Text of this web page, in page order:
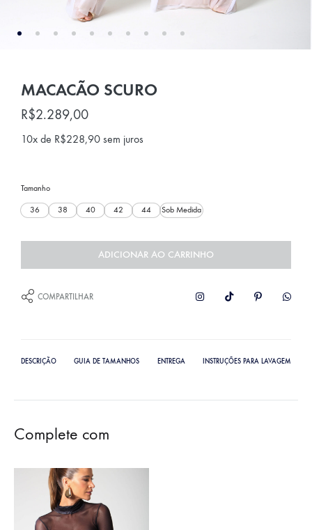
MACACÃO SCURO
R$2.289,00
10x de R$228,90 sem juros
Tamanho
36 38 40 42 44 Sob Medida
ADICIONAR AO CARRINHO
COMPARTILHAR
DESCRIÇÃO GUIA DE TAMANHOS ENTREGA INSTRUÇÕES PARA LAVAGEM
Complete com